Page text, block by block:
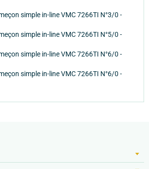
simple in-line VMC 7266TI N°3/0 -
simple in-line VMC 7266TI N°5/0 -
simple in-line VMC 7266TI N°6/0 -
simple in-line VMC 7266TI N°6/0 -